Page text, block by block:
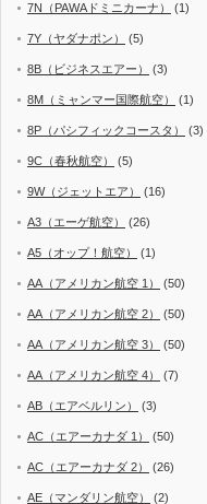
7N（PAWAドミニカーナ） (1)
7Y（ヤダナポン） (5)
8B（ビジネスエアー） (3)
8M（ミャンマー国際航空） (1)
8P（パシフィックコースタ） (3)
9C（春秋航空） (5)
9W（ジェットエア） (16)
A3（エーゲ航空） (26)
A5（オップ！航空） (1)
AA（アメリカン航空 1） (50)
AA（アメリカン航空 2） (50)
AA（アメリカン航空 3） (50)
AA（アメリカン航空 4） (7)
AB（エアベルリン） (3)
AC（エアーカナダ 1） (50)
AC（エアーカナダ 2） (26)
AE（マンダリン航空） (2)